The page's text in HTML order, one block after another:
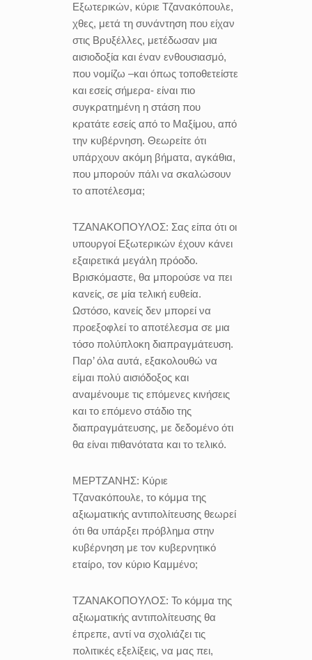
Εξωτερικών, κύριε Τζανακόπουλε,
χθες, μετά τη συνάντηση που είχαν
στις Βρυξέλλες, μετέδωσαν μια
αισιοδοξία και έναν ενθουσιασμό,
που νομίζω –και όπως τοποθετείστε
και εσείς σήμερα- είναι πιο
συγκρατημένη η στάση που
κρατάτε εσείς από το Μαξίμου, από
την κυβέρνηση. Θεωρείτε ότι
υπάρχουν ακόμη βήματα, αγκάθια,
που μπορούν πάλι να σκαλώσουν
το αποτέλεσμα;
ΤΖΑΝΑΚΟΠΟΥΛΟΣ: Σας είπα ότι οι
υπουργοί Εξωτερικών έχουν κάνει
εξαιρετικά μεγάλη πρόοδο.
Βρισκόμαστε, θα μπορούσε να πει
κανείς, σε μία τελική ευθεία.
Ωστόσο, κανείς δεν μπορεί να
προεξοφλεί το αποτέλεσμα σε μια
τόσο πολύπλοκη διαπραγμάτευση.
Παρ’ όλα αυτά, εξακολουθώ να
είμαι πολύ αισιόδοξος και
αναμένουμε τις επόμενες κινήσεις
και το επόμενο στάδιο της
διαπραγμάτευσης, με δεδομένο ότι
θα είναι πιθανότατα και το τελικό.
ΜΕΡΤΖΑΝΗΣ: Κύριε
Τζανακόπουλε, το κόμμα της
αξιωματικής αντιπολίτευσης θεωρεί
ότι θα υπάρξει πρόβλημα στην
κυβέρνηση με τον κυβερνητικό
εταίρο, τον κύριο Καμμένο;
ΤΖΑΝΑΚΟΠΟΥΛΟΣ: Το κόμμα της
αξιωματικής αντιπολίτευσης θα
έπρεπε, αντί να σχολιάζει τις
πολιτικές εξελίξεις, να μας πει,